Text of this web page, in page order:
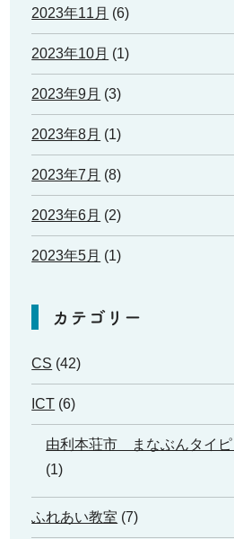
2023年11月 (6)
2023年10月 (1)
2023年9月 (3)
2023年8月 (1)
2023年7月 (8)
2023年6月 (2)
2023年5月 (1)
カテゴリー
CS (42)
ICT (6)
由利本荘市 まなぶんタイピ
(1)
ふれあい教室 (7)